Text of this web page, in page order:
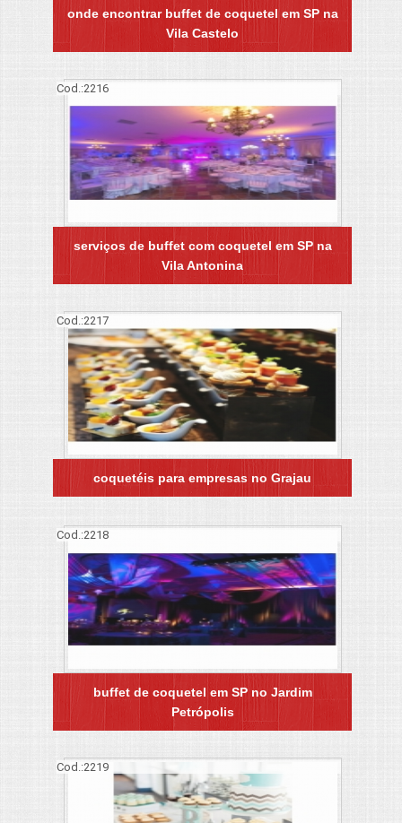
onde encontrar buffet de coquetel em SP na
Vila Castelo
Cod.:2216
serviços de buffet com coquetel em SP na
Vila Antonina
Cod.:2217
coquetéis para empresas no Grajau
Cod.:2218
buffet de coquetel em SP no Jardim
Petrópolis
Cod.:2219